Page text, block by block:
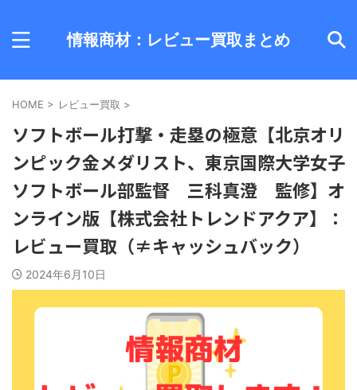
情報商材：レビュー買取まとめ
HOME > レビュー買取 >
ソフトボール打撃・走塁の極意【北京オリ
ンピック金メダリスト、東京国際大学女子
ソフトボール部監督 三科真澄 監修】オ
ンライン版【株式会社トレンドアクア】：
レビュー買取（≠キャッシュバック）
2024年6月10日